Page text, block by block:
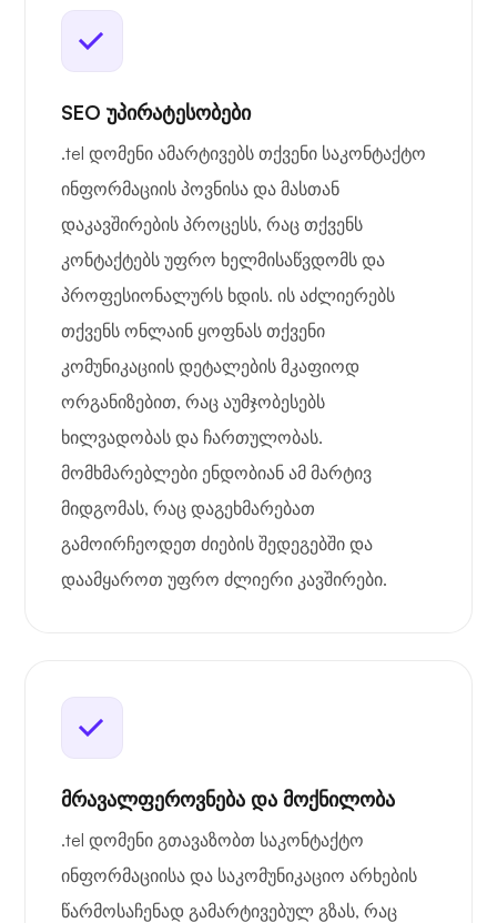
SEO უპირატესობები
.tel დომენი ამარტივებს თქვენი საკონტაქტო
ინფორმაციის პოვნისა და მასთან
დაკავშირების პროცესს, რაც თქვენს
კონტაქტებს უფრო ხელმისაწვდომს და
პროფესიონალურს ხდის. ის აძლიერებს
თქვენს ონლაინ ყოფნას თქვენი
კომუნიკაციის დეტალების მკაფიოდ
ორგანიზებით, რაც აუმჯობესებს
ხილვადობას და ჩართულობას.
მომხმარებლები ენდობიან ამ მარტივ
მიდგომას, რაც დაგეხმარებათ
გამოირჩეოდეთ ძიების შედეგებში და
დაამყაროთ უფრო ძლიერი კავშირები.
მრავალფეროვნება და მოქნილობა
.tel დომენი გთავაზობთ საკონტაქტო
ინფორმაციისა და საკომუნიკაციო არხების
წარმოსაჩენად გამარტივებულ გზას, რაც